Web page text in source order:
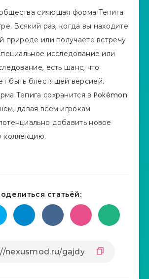
сияющая форма Тепига
Всякий раз, когда вы находите
природе или получаете встречу
исследование или
есть шанс, что
быть блестящей версией.
Тепига сохранится в Pokémon
давая всем игрокам
добавить новое
коллекцию.
статьёй: